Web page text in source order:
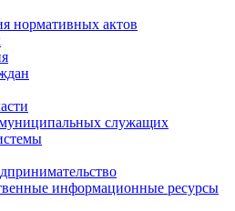
нормативных актов
служащих
информационные ресурсы